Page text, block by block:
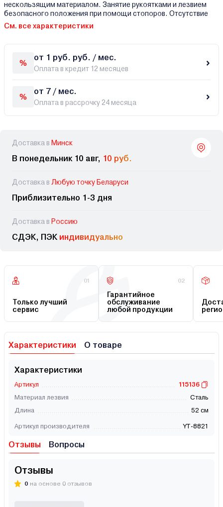
нескользящим материалом. Занятие рукоятками и лезвием
безопасного положения при помощи стопоров. Отсутствие
См. все характеристики
от 1 руб. руб. / мес.
Оплата в кредит 12 месяцев
от 7 / мес.
Оплата в рассрочку 24 месяца
Доставка в Минск
В понедельник 10 авг, 10 руб.
Доставка в Любую точку Беларуси
Приблизительно 1-3 дня
Доставка в Россию
СДЭК, ПЭК индивидуально
01
Только лучший
сервис
02
Гарантийное
обслуживание
любой продукции
Характеристики О товаре
Характеристики
Артикул
115136
Материал лезвия
Сталь
Длина
52 см
Артикул производителя YT-8821
Отзывы Вопросы
Отзывы
0 на основе 0 отзывов